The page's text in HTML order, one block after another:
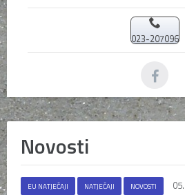
023-207096
Novosti
EU NATJEČAJI NATJEČAJI NOVOSTI